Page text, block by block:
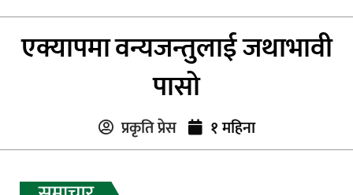
एक्यापमा वन्यजन्तुलाई जथाभावी
पासो
प्रकृति प्रेस १ महिना